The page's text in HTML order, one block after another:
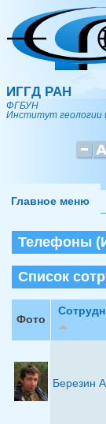
Перейти к
ИГГД РАН
ФГБУН
Институт геологии
Главное меню
Телефоны
Список
Фото
Березин